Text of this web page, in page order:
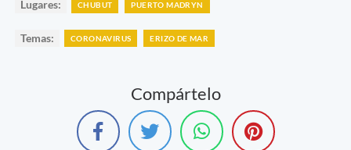
Lugares: CHUBUT PUERTO MADRYN
Temas: CORONAVIRUS ERIZO DE MAR
Compártelo